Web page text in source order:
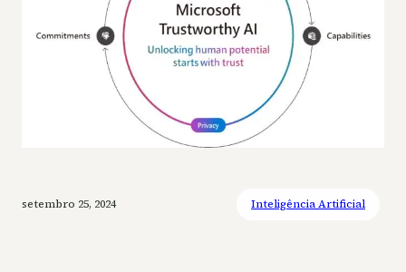
setembro 25, 2024 Inteligência Artificial